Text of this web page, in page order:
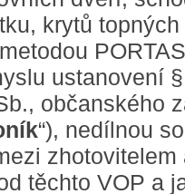
krytů
ustanovení
občanského
“), nedílnou
zhotovitelem
těchto VOP a